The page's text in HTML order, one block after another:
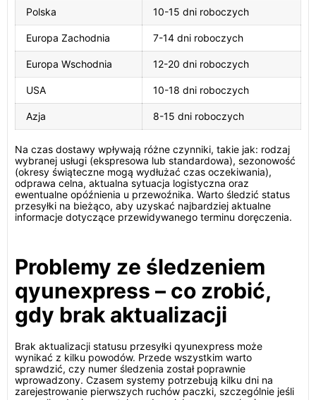
Polska 10-15 dni roboczych
Europa Zachodnia 7-14 dni roboczych
Europa Wschodnia 12-20 dni roboczych
USA 10-18 dni roboczych
Azja 8-15 dni roboczych
Na czas dostawy wpływają różne czynniki, takie jak: rodzaj
wybranej usługi (ekspresowa lub standardowa), sezonowość
(okresy świąteczne mogą wydłużać czas oczekiwania),
odprawa celna, aktualna sytuacja logistyczna oraz
ewentualne opóźnienia u przewoźnika. Warto śledzić status
przesyłki na bieżąco, aby uzyskać najbardziej aktualne
informacje dotyczące przewidywanego terminu doręczenia.
Problemy ze śledzeniem
qyunexpress – co zrobić,
gdy brak aktualizacji
Brak aktualizacji statusu przesyłki qyunexpress może
wynikać z kilku powodów. Przede wszystkim warto
sprawdzić, czy numer śledzenia został poprawnie
wprowadzony. Czasem systemy potrzebują kilku dni na
zarejestrowanie pierwszych ruchów paczki, szczególnie jeśli